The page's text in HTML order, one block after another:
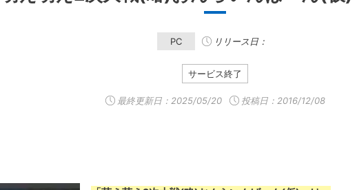
PC リリース日：
サービス終了
最終更新日： 2025/05/20 投稿日：2016/12/08